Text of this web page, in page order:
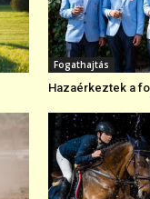
Fogathajtás
Hazaérkeztek a